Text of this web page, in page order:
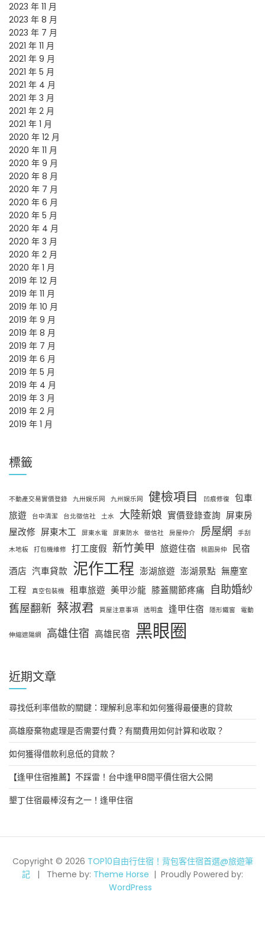
2023 年 11 月
2023 年 8 月
2023 年 7 月
2021 年 11 月
2021 年 9 月
2021 年 5 月
2021 年 4 月
2021 年 3 月
2021 年 2 月
2021 年 1 月
2020 年 12 月
2020 年 11 月
2020 年 9 月
2020 年 8 月
2020 年 7 月
2020 年 6 月
2020 年 5 月
2020 年 4 月
2020 年 3 月
2020 年 2 月
2020 年 1 月
2019 年 12 月
2019 年 11 月
2019 年 10 月
2019 年 9 月
2019 年 8 月
2019 年 7 月
2019 年 6 月
2019 年 5 月
2019 年 4 月
2019 年 3 月
2019 年 2 月
2019 年 1 月
標籤
不動產交易實價登錄 九卅娱乐网 九州娱乐网 健檢項目 凹痕修復
包車
旅遊
台中清潔 台北徵信社 土水 大陸新娘 實價登錄查詢 屏東房
屋改修 屏東木工 屏東水電 屏東防水 徵信社 房屋仲介 房屋網
手刮
木地板
打包機維修 打工度假 新竹美甲 旅遊住宿 桃園房仲
民宿
酒店 汽車貸款 泥作工程 澎湖旅遊 澎湖景點 無塵室
工程
真空包裝機 租車旅遊 美甲沙龍 膝蓋關節疼痛
自助婚紗
舊屋翻新 蔡淑君 買屋注意事項 透明盒 逢甲住宿 隱形鐵窗 電動
伸縮遮陽網 高雄住宿 高雄民宿 黑眼圈
近期文章
尋找低利率借款的關鍵：理解利息率和如何獲得最優惠的貸款
高雄廢棄物處理是否需要付費？有關費用如何計算和收取？
如何獲得借款利息低的貸款？
【逢甲住宿推薦】不踩雷！台中逢甲8間平價住宿大公開
墾丁住宿最棒沒有之一！逢甲住宿
Copyright © 2026 TOP10自由行住宿！背包客住宿首選@旅遊筆
記
Theme by: Theme Horse
Proudly Powered by:
WordPress